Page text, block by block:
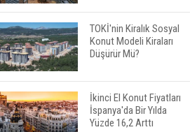
TOKİ'nin Kiralık Sosyal
Konut Modeli Kiraları
Düşürür Mü?
İkinci El Konut Fiyatları
İspanya'da Bir Yılda
Yüzde 16,2 Arttı